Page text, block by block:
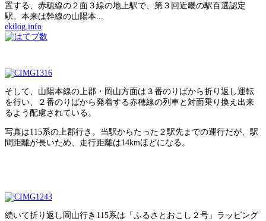
置する、赤穂線の２面３線の地上駅で、第３回近畿の駅百選認定
駅。本来は幹線の山陽本...
ekilog.info
そして、山陽本線の上郡・岡山方面は３番のりばから折り返し運転
を行い、２番のりばから発着する赤穂線の列車と対面乗り換え出来
るよう配慮されている。
写真は115系の上郡行き。当駅からたった２駅先までの運行だが、駅
間距離が長いため、走行距離は14kmほどになる。
続いて折り返し岡山行き115系は「ふるさとおこし２号」ラッピング